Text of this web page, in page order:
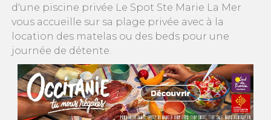
d'une piscine privée Le Spot Ste Marie La Mer
vous accueille sur sa plage privée avec à la
location des matelas ou des beds pour une
journée de détente.